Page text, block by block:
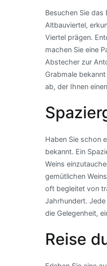
Besuchen Sie
Altbauviertel,
Viertel prägen.
machen Sie eine
Abstecher zur
Grabmale
ab, der Ihnen
Haben Sie schon
bekannt. Ein
Weins
gemütlichen
oft begleitet von
Jahrhundert.
die Gelegenheit,
Reise